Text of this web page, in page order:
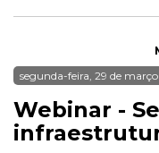
segunda-feira, 29 de março
Webinar -